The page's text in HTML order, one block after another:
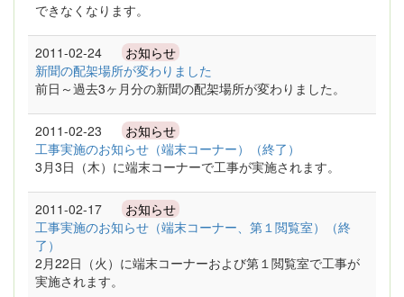
できなくなります。
2011-02-24 お知らせ
新聞の配架場所が変わりました
前日～過去3ヶ月分の新聞の配架場所が変わりました。
2011-02-23 お知らせ
工事実施のお知らせ（端末コーナー）（終了）
3月3日（木）に端末コーナーで工事が実施されます。
2011-02-17 お知らせ
工事実施のお知らせ（端末コーナー、第１閲覧室）（終
了）
2月22日（火）に端末コーナーおよび第１閲覧室で工事が
実施されます。